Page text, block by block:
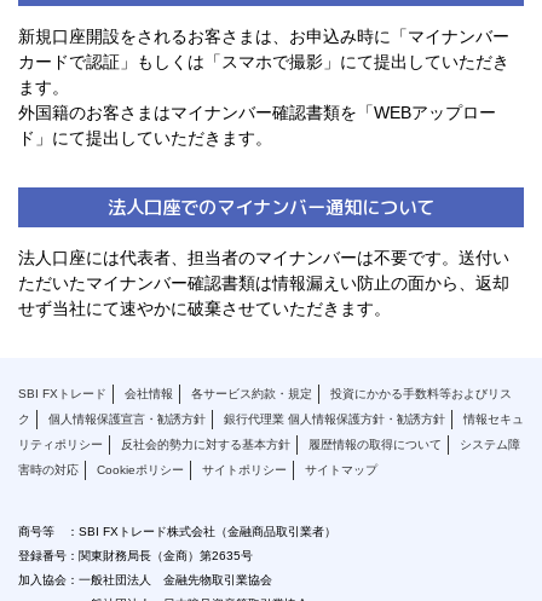
新規口座開設をされるお客さまは、お申込み時に「マイナンバー
カードで認証」もしくは「スマホで撮影」にて提出していただき
ます。
外国籍のお客さまはマイナンバー確認書類を「WEBアップロー
ド」にて提出していただきます。
法人口座でのマイナンバー通知について
法人口座には代表者、担当者のマイナンバーは不要です。送付い
ただいたマイナンバー確認書類は情報漏えい防止の面から、返却
せず当社にて速やかに破棄させていただきます。
SBI FXトレード 会社情報 各サービス約款・規定
投資にかかる手数料等およびリス
ク
個人情報保護宣言・勧誘方針 銀行代理業 個人情報保護方針・勧誘方針
情報セキュ
リティポリシー
反社会的勢力に対する基本方針 履歴情報の取得について
システム障
害時の対応
Cookieポリシー サイトポリシー サイトマップ
商号等 ：SBI FXトレード株式会社（金融商品取引業者）
登録番号：関東財務局長（金商）第2635号
加入協会：一般社団法人 金融先物取引業協会